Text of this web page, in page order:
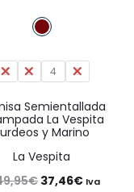
2 3 4 5
Semientallada
La Vespita
y Marino
La Vespita
€ El
37,46€ElIva